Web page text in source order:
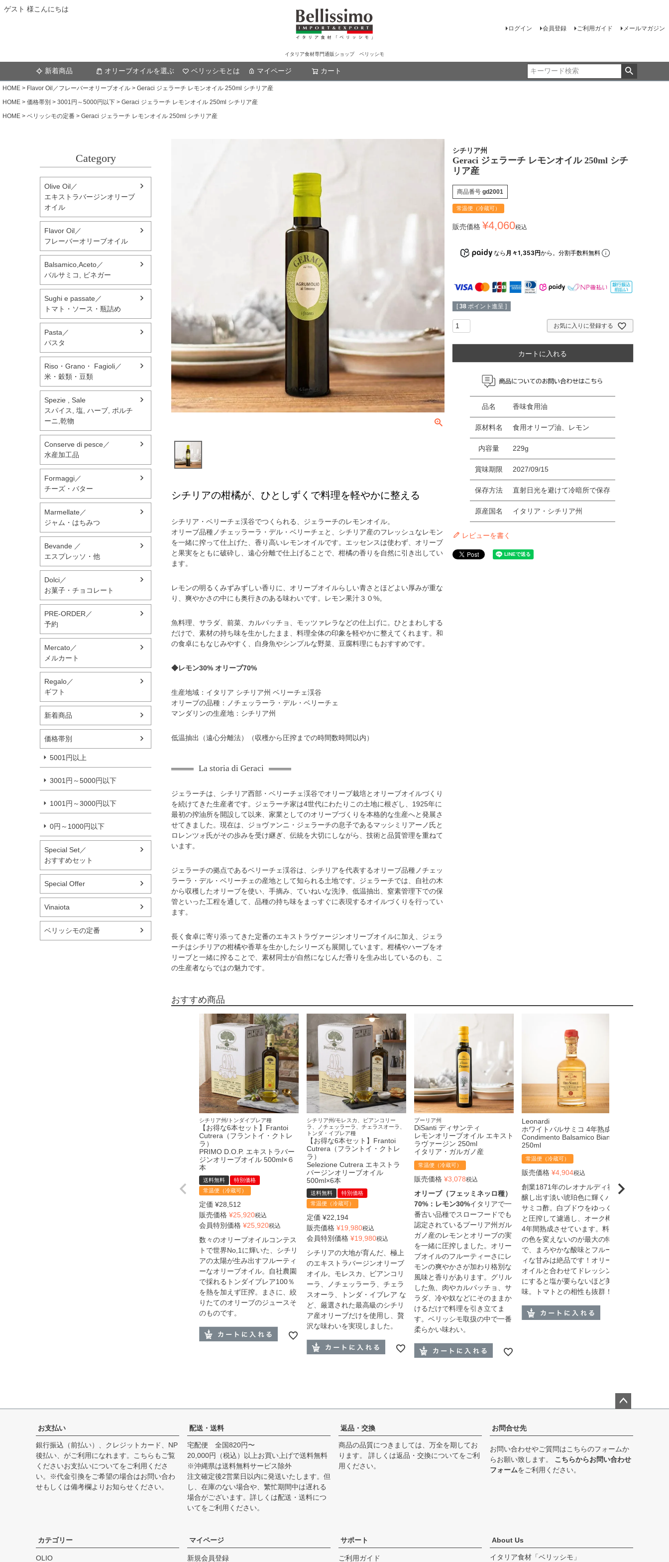
ゲスト 様こんにちは
イタリア食材専門通販ショップ ベリッシモ
ログイン 会員登録 ご利用ガイド メールマガジン
新着商品 オリーブオイルを選ぶ ベリッシモとは マイページ カート
HOME Flavor Oil／フレーバーオリーブオイル
Geraci ジェラーチ レモンオイル 250ml シチリア産
HOME
価格帯別 3001円～5000円以下
Geraci ジェラーチ レモンオイル 250ml シチリア産
HOME
ベリッシモの定番 Geraci ジェラーチ レモンオイル 250ml シチリア産
Category
Olive Oil／
エキストラバージンオリーブ
オイル
Flavor Oil／
フレーバーオリーブオイル
Balsamico,Aceto／
バルサミコ, ビネガー
Sughi e passate／
トマト・ソース・瓶詰め
Pasta／
パスタ
Riso・Grano・ Fagioli／
米・穀類・豆類
Spezie , Sale
スパイス, 塩, ハーブ, ポルチ
ーニ,乾物
Conserve di pesce／
水産加工品
Formaggi／
チーズ・バター
Marmellate／
ジャム・はちみつ
Bevande ／
エスプレッソ・他
Dolci／
お菓子・チョコレート
PRE-ORDER／
予約
Mercato／
メルカート
Regalo／
ギフト
新着商品
価格帯別
5001円以上
3001円～5000円以下
1001円～3000円以下
0円～1000円以下
Special Set／
おすすめセット
Special Offer
Vinaiota
ベリッシモの定番
シチリアの柑橘が、ひとしずくで料理を軽やかに整える
シチリア・ベリーチェ渓谷でつくられる、ジェラーチのレモンオイル。
オリーブ品種ノチェッラーラ・デル・ベリーチェと、シチリア産のフレッシュなレモン
を一緒に搾って仕上げた、香り高いレモンオイルです。エッセンスは使わず、オリーブ
と果実をともに破砕し、遠心分離で仕上げることで、柑橘の香りを自然に引き出してい
ます。
レモンの明るくみずみずしい香りに、オリーブオイルらしい青さとほどよい厚みが重な
り、爽やかさの中にも奥行きのある味わいです。レモン果汁３０%。
魚料理、サラダ、前菜、カルパッチョ、モッツァレラなどの仕上げに。ひとまわしする
だけで、素材の持ち味を生かしたまま、料理全体の印象を軽やかに整えてくれます。和
の食卓にもなじみやすく、白身魚やシンプルな野菜、豆腐料理にもおすすめです。
◆レモン30% オリーブ70%
生産地域：イタリア シチリア州 ベリーチェ渓谷
オリーブの品種：ノチェッラーラ・デル・ベリーチェ
マンダリンの生産地：シチリア州
低温抽出（遠心分離法）（収穫から圧搾までの時間数時間以内）
La storia di Geraci
ジェラーチは、シチリア西部・ベリーチェ渓谷でオリーブ栽培とオリーブオイルづくり
を続けてきた生産者です。ジェラーチ家は4世代にわたりこの土地に根ざし、1925年に
最初の搾油所を開設して以来、家業としてのオリーブづくりを本格的な生産へと発展さ
せてきました。現在は、ジョヴァンニ・ジェラーチの息子であるマッシミリアーノ氏と
ロレンツォ氏がその歩みを受け継ぎ、伝統を大切にしながら、技術と品質管理を重ねて
います。
ジェラーチの拠点であるベリーチェ渓谷は、シチリアを代表するオリーブ品種ノチェッ
ラーラ・デル・ベリーチェの産地として知られる土地です。ジェラーチでは、自社の木
から収穫したオリーブを使い、手摘み、ていねいな洗浄、低温抽出、窒素管理下での保
管といった工程を通して、品種の持ち味をまっすぐに表現するオイルづくりを行ってい
ます。
長く食卓に寄り添ってきた定番のエキストラヴァージンオリーブオイルに加え、ジェラ
ーチはシチリアの柑橘や香草を生かしたシリーズも展開しています。柑橘やハーブをオ
リーブと一緒に搾ることで、素材同士が自然になじんだ香りを生み出しているのも、こ
の生産者ならではの魅力です。
シチリア州
Geraci ジェラーチ レモンオイル 250ml シチ
リア産
商品番号 gd2001
常温便（冷蔵可）
販売価格 ¥4,060税込
なら 月々1,353円から。分割手数料無料
[ 38 ポイント進呈 ]
お気に入りに登録する
カートに入れる
品名 香味食用油
原材料名 食用オリーブ油、レモン
内容量 229g
賞味期限 2027/09/15
保存方法 直射日光を避けて冷暗所で保存
原産国名 イタリア・シチリア州
レビューを書く
おすすめ商品
シチリア州/トンダイブレア種
【お得な6本セット】Frantoi
Cutrera（フラントイ・クトレ
ラ）
PRIMO D.O.P. エキストラバー
ジンオリーブオイル 500ml×６
本
送料無料
特別価格
常温便（冷蔵可）
定価 ¥28,512
販売価格 ¥25,920税込
会員特別価格 ¥25,920税込
数々のオリーブオイルコンテス
トで世界No,1に輝いた、シチリ
アの太陽が生み出すフルーティ
ーなオリーブオイル。自社農園
で採れるトンダイブレア100％
を熱を加えず圧搾。まさに、絞
りたてのオリーブのジュースそ
のものです。
シチリア州/モレスカ、ビアンコリー
ラ、ノチェッラーラ、チェラスオーラ、
トンダ・イブレア種
【お得な6本セット】Frantoi
Cutrera（フラントイ・クトレ
ラ）
Selezione Cutrera エキストラ
バージンオリーブオイル
500ml×6本
送料無料
特別価格
常温便（冷蔵可）
定価 ¥22,194
販売価格 ¥19,980税込
会員特別価格 ¥19,980税込
シチリアの大地が育んだ、極上
のエキストラバージンオリーブ
オイル。モレスカ、ビアンコリ
ーラ、ノチェッラーラ、チェラ
スオーラ、トンダ・イブレア な
ど、厳選された最高級のシチリ
ア産オリーブだけを使用し、贅
沢な味わいを実現しました。
プーリア州
DiSanti ディサンティ
レモンオリーブオイル エキスト
ラヴァージン 250ml
イタリア・ガルガノ産
常温便（冷蔵可）
販売価格 ¥3,078税込
オリーブ（フェッミネッロ種）
70%：レモン30%イタリアで一
番古い品種でスローフードでも
認定されているプーリア州ガル
ガノ産のレモンとオリーブの実
を一緒に圧搾しました。オリー
ブオイルのフルーティーさにレ
モンの爽やかさが加わり格別な
風味と香りがあります。グリル
した魚、肉やカルパッチョ、サ
ラダ、冷や奴などにそのままか
けるだけで料理を引き立てま
す。ベリッシモ取扱の中で一番
柔らかい味わい。
Leonardi
ホワイトバルサミコ 4年熟成
Condimento Balsamico Bianco
250ml
常温便（冷蔵可）
販売価格 ¥4,904税込
創業1871年のレオナルディ社が
醸し出す淡い琥珀色に輝くバル
サミコ酢。白ブドウをゆっくり
と圧搾して濾過し、オーク樽で
4年間熟成させています。料理
の色を変えないのが最大の特徴
で、まろやかな酸味とフルーテ
ィな甘みは絶品です！オリーブ
オイルと合わせてドレッシング
にすると塩が要らないほど美
味。トマトとの相性も抜群！
ップ
へ
お支払い
銀行振込（前払い）、クレジットカード、NP
後払い、がご利用になれます。こちらもご覧
くださいお支払いについてをご利用くださ
い。※代金引換をご希望の場合はお問い合わ
せもしくは備考欄よりお知らせください。
配送・送料
宅配便 全国820円〜
20,000円（税込）以上お買い上げで送料無料
※沖縄県は送料無料サービス除外
注文確定後2営業日以内に発送いたします。但
し、在庫のない場合や、繁忙期間中は遅れる
場合がございます。詳しくは配送・送料につ
いてをご利用ください。
返品・交換
商品の品質につきましては、万全を期してお
ります。 詳しくは返品・交換についてをご利
用ください。
お問合せ先
お問い合わせやご質問はこちらのフォームか
らお願い致します。 こちらからお問い合わせ
フォームをご利用ください。
カテゴリー
OLIO
マイページ
新規会員登録
サポート
ご利用ガイド
About Us
イタリア食材「ベリッシモ」